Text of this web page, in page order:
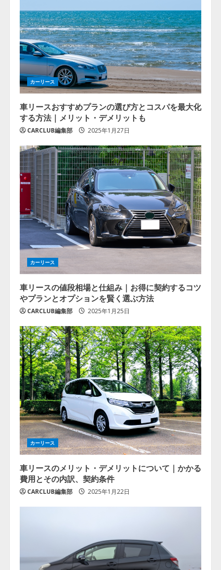
カーリース
車リースおすすめプランの選び方とコスパを最大化
する方法｜メリット・デメリットも
CARCLUB編集部 2025年1月27日
カーリース
車リースの値段相場と仕組み｜お得に契約するコツ
やプランとオプションを賢く選ぶ方法
CARCLUB編集部 2025年1月25日
カーリース
車リースのメリット・デメリットについて｜かかる
費用とその内訳、契約条件
CARCLUB編集部 2025年1月22日